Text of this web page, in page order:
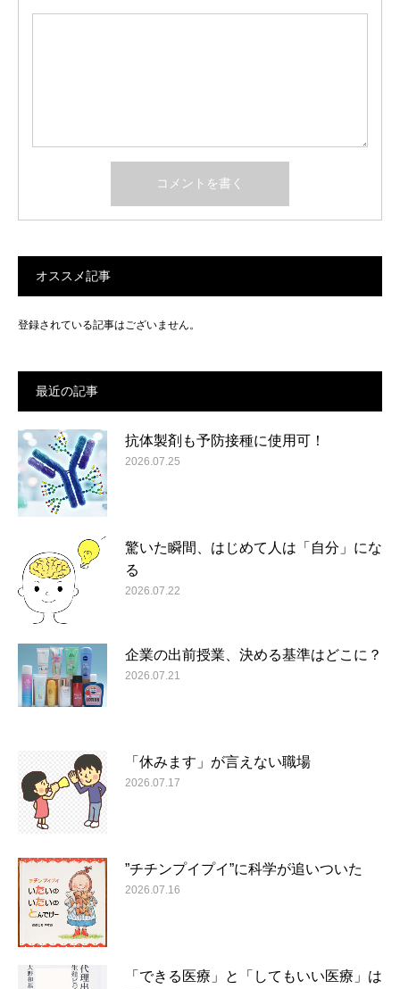
オススメ記事
登録されている記事はございません。
最近の記事
抗体製剤も予防接種に使用可！
2026.07.25
驚いた瞬間、はじめて人は「自分」にな
る
2026.07.22
企業の出前授業、決める基準はどこに？
2026.07.21
「休みます」が言えない職場
2026.07.17
”チチンプイプイ”に科学が追いついた
2026.07.16
「できる医療」と「してもいい医療」は